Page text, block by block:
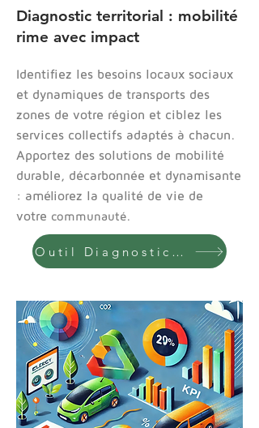
Diagnostic territorial : mobilité
rime avec impact
Identifiez les besoins locaux sociaux
et dynamiques de transports des
zones de votre région et ciblez les
services collectifs adaptés à chacun.
Apportez des solutions de mobilité
durable, décarbonnée et dynamisante
: améliorez la qualité de vie de
votre communauté.
Outil Diagnostic Territorial